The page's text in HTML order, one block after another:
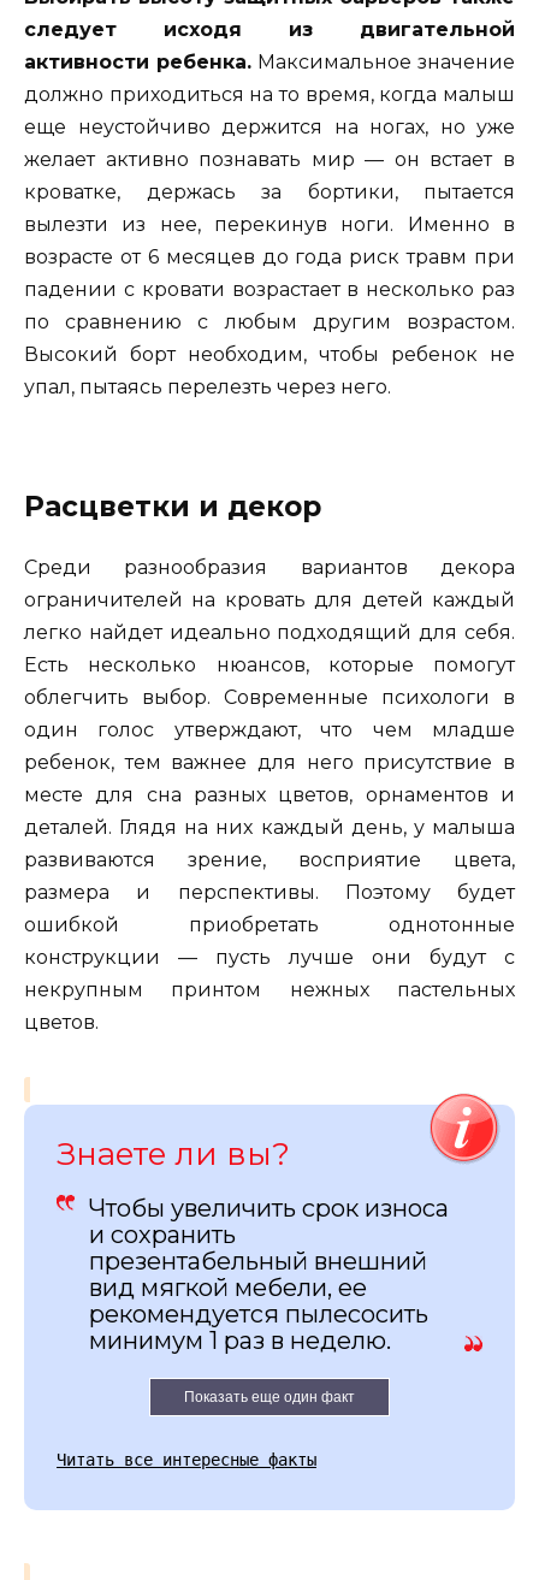
следует исходя из двигательной
активности ребенка. Максимальное значение
должно приходиться на то время, когда малыш
еще неустойчиво держится на ногах, но уже
желает активно познавать мир — он встает в
кроватке, держась за бортики, пытается
вылезти из нее, перекинув ноги. Именно в
возрасте от 6 месяцев до года риск травм при
падении с кровати возрастает в несколько раз
по сравнению с любым другим возрастом.
Высокий борт необходим, чтобы ребенок не
упал, пытаясь перелезть через него.
Расцветки и декор
Среди разнообразия вариантов декора
ограничителей на кровать для детей каждый
легко найдет идеально подходящий для себя.
Есть несколько нюансов, которые помогут
облегчить выбор. Современные психологи в
один голос утверждают, что чем младше
ребенок, тем важнее для него присутствие в
месте для сна разных цветов, орнаментов и
деталей. Глядя на них каждый день, у малыша
развиваются зрение, восприятие цвета,
размера и перспективы. Поэтому будет
ошибкой приобретать однотонные
конструкции — пусть лучше они будут с
некрупным принтом нежных пастельных
цветов.
Знаете ли вы?
Чтобы увеличить срок износа
и сохранить
презентабельный внешний
вид мягкой мебели, ее
рекомендуется пылесосить
минимум 1 раз в неделю.
Показать еще один факт
Читать все интересные факты